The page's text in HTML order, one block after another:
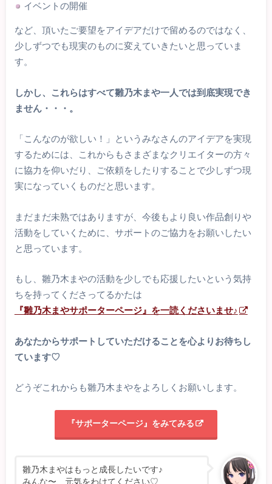
イベントの開催
など、頂いたご要望をアイデアだけで留めるのではなく、
少しずつでも現実のものに変えていきたいと思っていま
す。
しかし、これらはすべて雛乃木まや一人では到底実現でき
ません・・・。
「こんなのが欲しい！」というみなさんのアイデアを実現
するためには、これからもさまざまなクリエイターの方々
に協力を仰いだり、ご依頼をしたりすることで少しずつ現
実になっていくものだと思います。
まだまだ未熟ではありますが、今後もより良い作品創りや
活動をしていくために、サポートのご協力をお願いしたい
と思っています。
もし、雛乃木まやの活動を少しでも応援したいという気持
ちを持ってくださってるかたは
『雛乃木まやサポーターページ』を一読くださいませ♪
あなたからサポートしていただけることを心よりお待ちし
ています♡
どうぞこれからも雛乃木まやをよろしくお願いします。
『サポーターページ』をみてみる
雛乃木まやはもっと成長したいです♪
みんな〜、元気をわけてください♡